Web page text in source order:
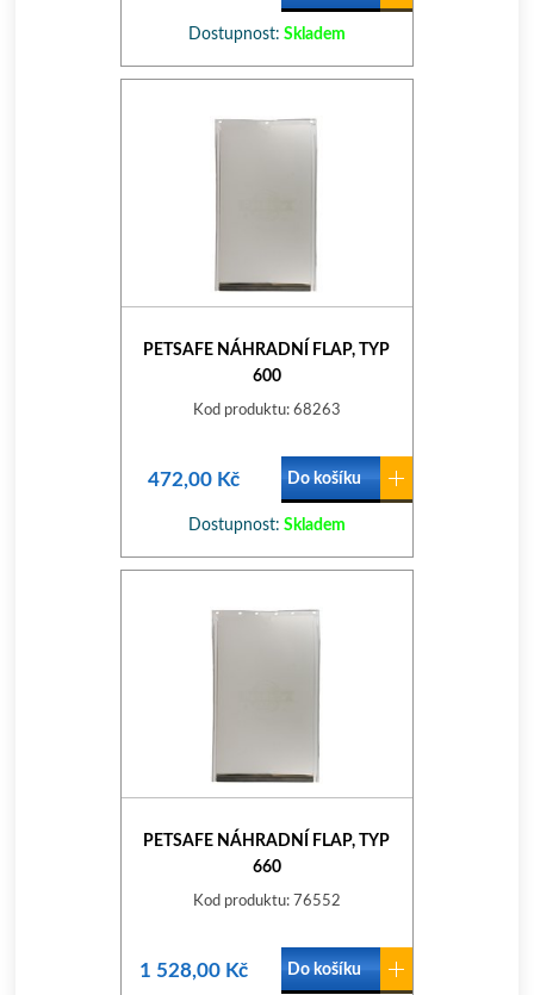
Dostupnost: Skladem
PETSAFE NÁHRADNÍ FLAP, TYP
600
Kod produktu: 68263
472,00 Kč Do košíku
Dostupnost: Skladem
PETSAFE NÁHRADNÍ FLAP, TYP
660
Kod produktu: 76552
1 528,00 Kč Do košíku